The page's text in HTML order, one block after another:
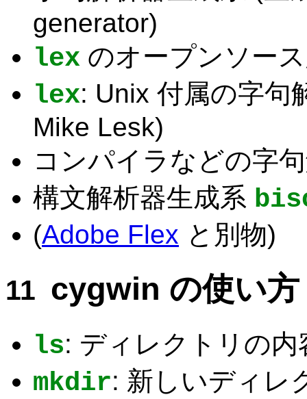
generator)
lex のオープンソー
lex: Unix 付属の字句
Mike Lesk)
コンパイラなどの字
構文解析器生成系
(Adobe Flex と別物)
cygwin の使い方
ls: ディレクトリの
mkdir: 新しいディレ